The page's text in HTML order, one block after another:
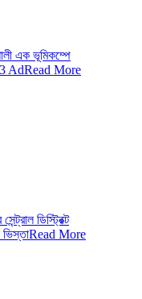
এক ভূমিকম্পে
AdRead More
ডিস্ট্রিক্ট
ভিস্তাRead More